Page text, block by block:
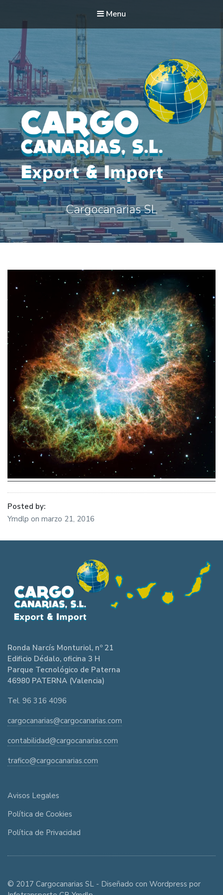
Menu
Cargocanarias SL
Posted by:
Ymdlp on marzo 21, 2016
Ronda Narcís Monturiol, nº 21
Edificio Dédalo, oficina 3 H
Parque Tecnológico de Paterna
46980 PATERNA (Valencia)
Tel. 96 316 4096
cargocanarias@cargocanarias.com
contabilidad@cargocanarias.com
trafico@cargocanarias.com
Avisos Legales
Política de Cookies
Política de Privacidad
© 2017 Cargocanarias SL - Diseñado con Wordpress por